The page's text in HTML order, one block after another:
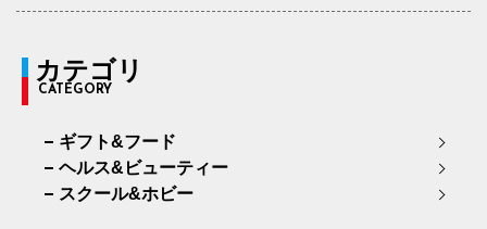
カテゴリ
CATEGORY
ギフト&フード
ヘルス&ビューティー
スクール&ホビー